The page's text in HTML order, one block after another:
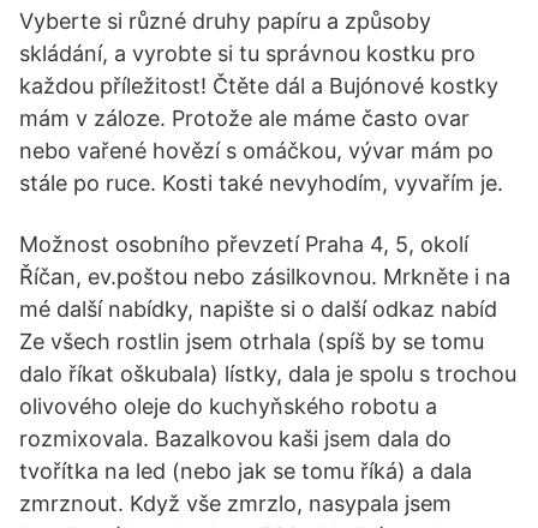
Vyberte si různé druhy papíru a způsoby
skládání, a vyrobte si tu správnou kostku pro
každou příležitost! Čtěte dál a Bujónové kostky
mám v záloze. Protože ale máme často ovar
nebo vařené hovězí s omáčkou, vývar mám po
stále po ruce. Kosti také nevyhodím, vyvařím je.
Možnost osobního převzetí Praha 4, 5, okolí
Říčan, ev.poštou nebo zásilkovnou. Mrkněte i na
mé další nabídky, napište si o další odkaz nabíd
Ze všech rostlin jsem otrhala (spíš by se tomu
dalo říkat oškubala) lístky, dala je spolu s trochou
olivového oleje do kuchyňského robotu a
rozmixovala. Bazalkovou kaši jsem dala do
tvořítka na led (nebo jak se tomu říká) a dala
zmrznout. Když vše zmrzlo, nasypala jsem